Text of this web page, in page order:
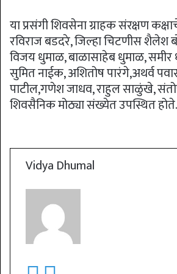
या प्रसंगी शिवसेना ग्राहक संरक्षण
रविराज बडदरे, जिल्हा चिटणीस
विजय धुमाळ, बाळासाहेब धुमाळ, समीर
सुमित नाईक, अशितोष पारंगे,अथर्व
पाटील,गणेश जाधव, राहुल साळुंखे,
शिवसैनिक मोठ्या संख्येत उपस्थित होते.
Vidya Dhumal